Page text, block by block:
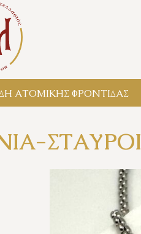
ΑΤΟΜΙΚΗΣ ΦΡΟΝΤΙΔΑΣ
ΣΤΑΥΡΟΙ